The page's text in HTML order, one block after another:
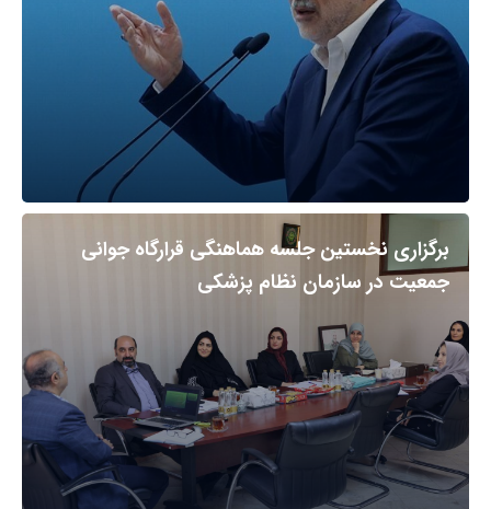
برگزاری نخستین جلسه هماهنگی قرارگاه جوانی
جمعیت در سازمان نظام پزشکی